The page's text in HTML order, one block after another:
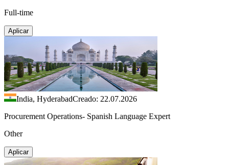
Full-time
Aplicar
India, HyderabadCreado: 22.07.2026
Procurement Operations- Spanish Language Expert
Other
Aplicar